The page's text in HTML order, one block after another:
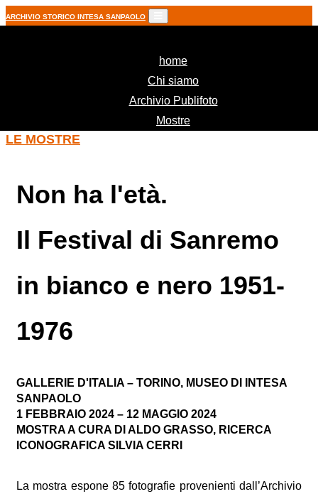
ARCHIVIO STORICO INTESA SANPAOLO
home(current)
Chi siamo
Archivio Publifoto
Mostre
LE MOSTRE
Non ha l'età.
Il Festival di Sanremo
in bianco e nero 1951-
1976
GALLERIE D'ITALIA – TORINO, MUSEO DI INTESA
SANPAOLO
1 FEBBRAIO 2024 – 12 MAGGIO 2024
MOSTRA A CURA DI ALDO GRASSO, RICERCA
ICONOGRAFICA SILVIA CERRI
La mostra espone 85 fotografie provenienti dall’Archivio